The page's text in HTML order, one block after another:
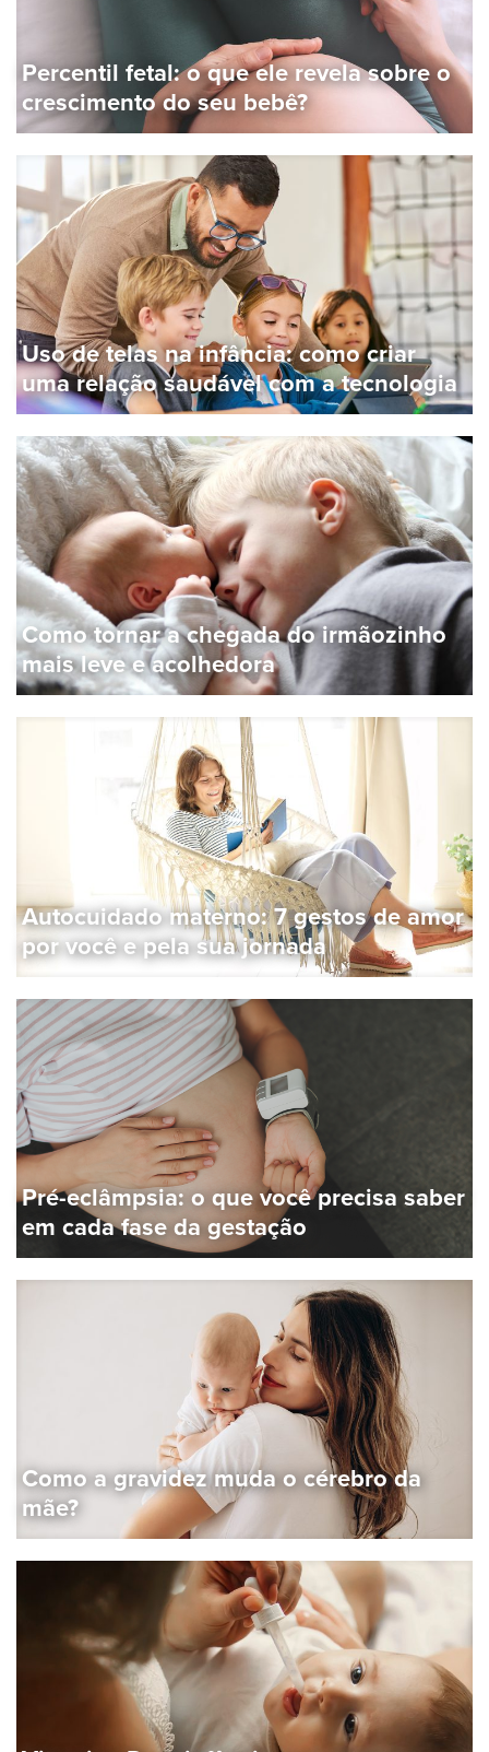
Percentil fetal: o que ele revela sobre o
crescimento do seu bebê?
Uso de telas na infância: como criar
uma relação saudável com a tecnologia
Como tornar a chegada do irmãozinho
mais leve e acolhedora
Autocuidado materno: 7 gestos de amor
por você e pela sua jornada
Pré-eclâmpsia: o que você precisa saber
em cada fase da gestação
Como a gravidez muda o cérebro da
mãe?